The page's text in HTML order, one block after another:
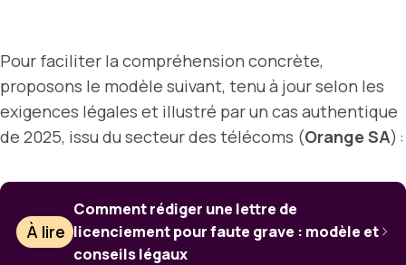
Pour faciliter la compréhension concrète,
proposons le modèle suivant, tenu à jour selon les
exigences légales et illustré par un cas authentique
de 2025, issu du secteur des télécoms (Orange SA) :
À lire
Comment rédiger une lettre de
licenciement pour faute grave : modèle et
conseils légaux